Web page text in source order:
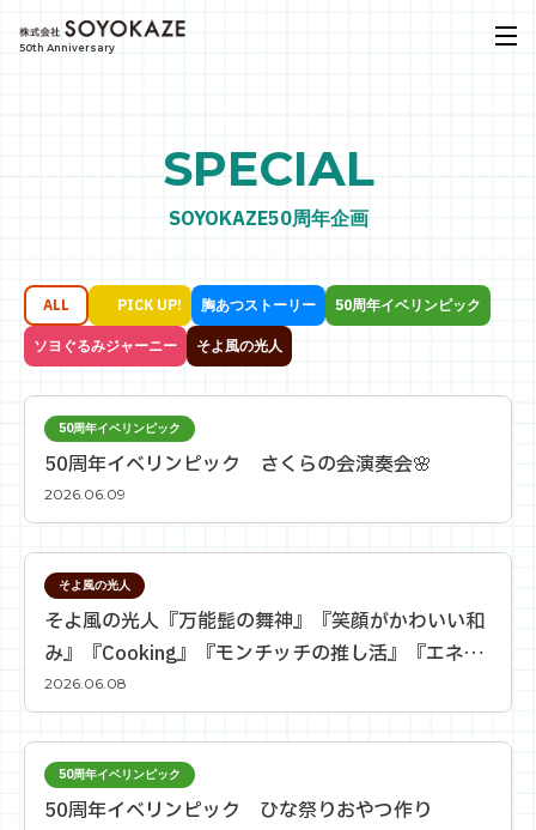
50th Anniversary
SPECIAL
SOYOKAZE50周年企画
ALL PICK UP! 胸あつストーリー 50周年イベリンピック
ソヨぐるみジャーニー そよ風の光人
50周年イベリンピック
50周年イベリンピック さくらの会演奏会🌸
2026.06.09
そよ風の光人
そよ風の光人『万能髭の舞神』『笑顔がかわいい和
み』『Cooking』『モンチッチの推し活』『エネル
ギーにあふれる』
2026.06.08
50周年イベリンピック
50周年イベリンピック ひな祭りおやつ作り